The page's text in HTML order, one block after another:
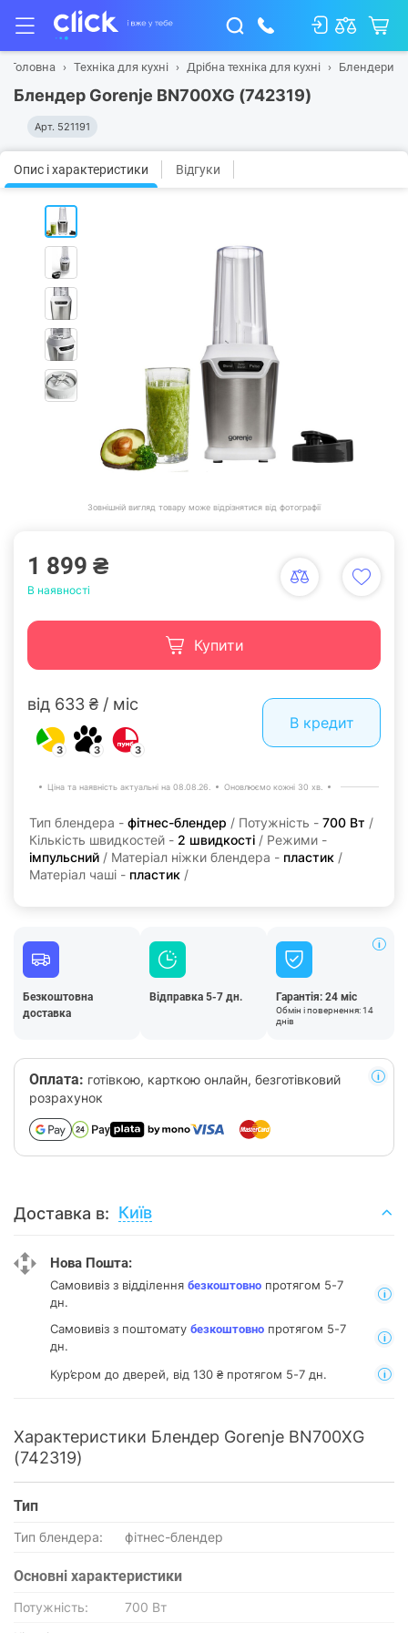
Головна Техніка для кухні Дрібна техніка для кухні Блендери
Блендер Gorenje BN700XG (742319)
Арт. 521191
Опис і характеристики Відгуки
Зовнішній вигляд товару може відрізнятися від фотографії
1 899 ₴
В наявності
Купити
від 633 ₴ / міс
3 3 3
В кредит
Ціна та наявність актуальні на 08.08.26. Оновлюємо кожні 30 хв.
Тип блендера - фітнес-блендер / Потужність - 700 Вт /
Кількість швидкостей - 2 швидкості / Режими -
імпульсний / Матеріал ніжки блендера - пластик /
Матеріал чаші - пластик /
Безкоштовна
доставка
Відправка 5-7 дн. Гарантія: 24 міс
Обмін і повернення: 14
днів
Оплата: готівкою, карткою онлайн, безготівковий
розрахунок
Доставка в: Київ
Нова Пошта:
Самовивіз з відділення безкоштовно протягом 5-7
дн.
Самовивіз з поштомату безкоштовно протягом 5-7
дн.
Кур’єром до дверей, від 130 ₴ протягом 5-7 дн.
Характеристики Блендер Gorenje BN700XG
(742319)
Тип
Тип блендера: фітнес-блендер
Основнi характеристики
Потужність:
700 Вт